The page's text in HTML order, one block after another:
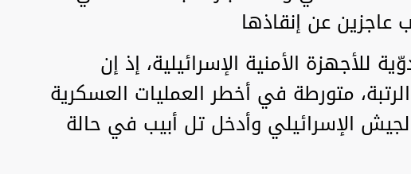
عاجزين عن إنقاذها
للأجهزة الأمنية الإسرائيلية، إذ إن
متورطة في أخطر العمليات العسكرية
الإسرائيلي وأدخل تل أبيب في حالة